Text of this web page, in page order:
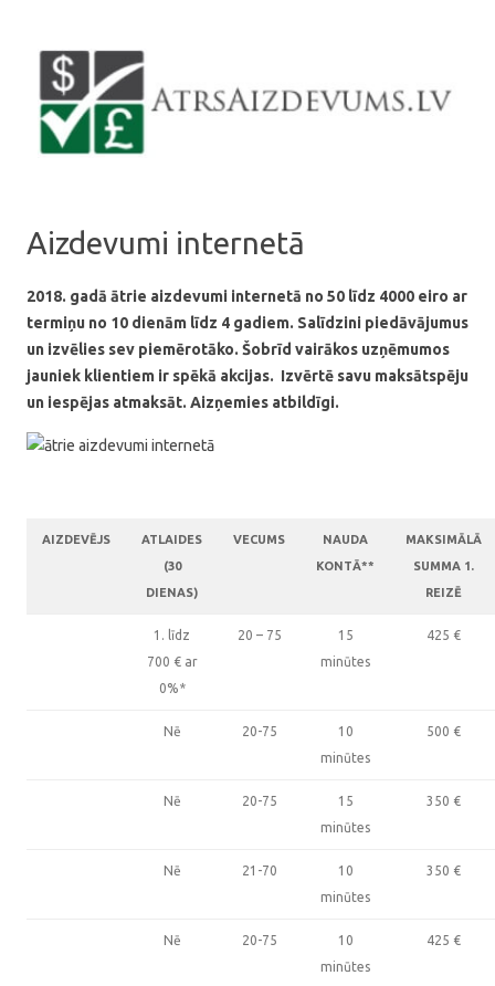
Aizdevumi internetā
2018. gadā ātrie aizdevumi internetā no 50 līdz 4000 eiro ar
termiņu no 10 dienām līdz 4 gadiem. Salīdzini piedāvājumus
un izvēlies sev piemērotāko. Šobrīd vairākos uzņēmumos
jauniek klientiem ir spēkā akcijas. Izvērtē savu maksātspēju
un iespējas atmaksāt. Aizņemies atbildīgi.
AIZDEVĒJS
ATLAIDES
(30
DIENAS)
VECUMS
NAUDA
KONTĀ**
MAKSIMĀLĀ
SUMMA 1.
REIZĒ
1. līdz
700 €ar
0%*
20 – 75
15
minūtes
425 €
Nē 20-75
10
minūtes
500 €
Nē 20-75
15
minūtes
350 €
Nē 21-70
10
minūtes
350 €
Nē 20-75
10
minūtes
425 €